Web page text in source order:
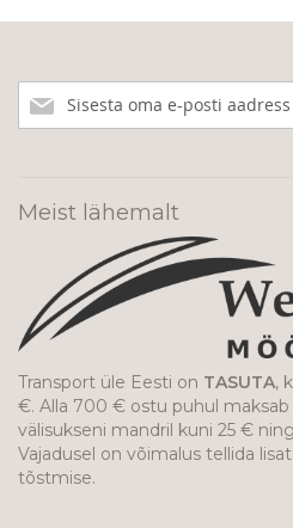
meie
Meist lähemalt
Transport üle Eesti on TASUTA,
€. Alla 700 € ostu puhul
välisukseni mandril kuni 25 €
Vajadusel on võimalus tellida
tõstmise.